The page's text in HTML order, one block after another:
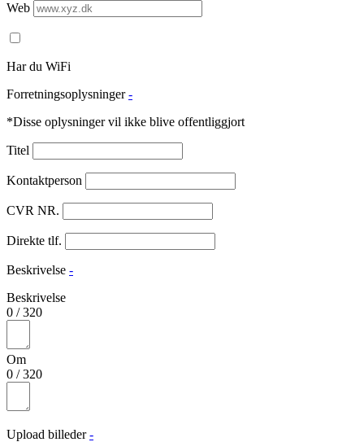
Web
Har du WiFi
Forretningsoplysninger -
*Disse oplysninger vil ikke blive offentliggjort
Titel
Kontaktperson
CVR NR.
Direkte tlf.
Beskrivelse -
Beskrivelse
0 /320
Om
0 /320
Upload billeder -